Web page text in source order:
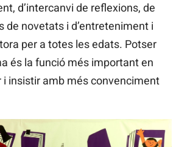
d’intercanvi de reflexions, de
de novetats i d’entreteniment i
per a totes les edats. Potser
és la funció més important en
i insistir amb més convenciment